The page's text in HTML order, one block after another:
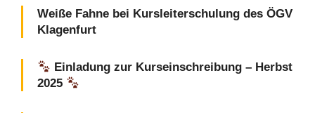
Weiße Fahne bei Kursleiterschulung des ÖGV
Klagenfurt
Einladung zur Kurseinschreibung – Herbst
2025